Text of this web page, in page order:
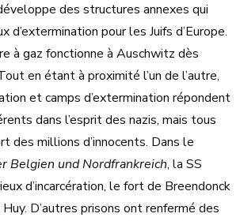
des structures annexes qui
d’extermination pour les Juifs d’Europe.
à gaz fonctionne à Auschwitz dès
en étant à proximité l’un de l’autre,
et camps d’extermination répondent
dans l’esprit des nazis, mais tous
des millions d’innocents. Dans le
Belgien und Nordfrankreich, la SS
d’incarcération, le fort de Breendonck
D’autres prisons ont renfermé des